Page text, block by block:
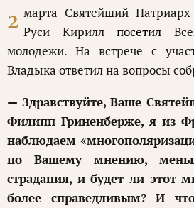
2 марта Святейший
Руси Кириллпосетил
молодежи. На встрече с
Владыка ответил на вопросы
— Здравствуйте, Ваше
Филипп Гриненберже, я из
наблюдаем
по Вашему мнению,
страдания, и будет ли этот
более справедливым? И